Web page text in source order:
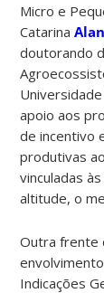
Micro e
Catarina
doutorando
apoio aos
de incentivo
produtivas
vinculadas
altitude, o
Outra frente
Indicações